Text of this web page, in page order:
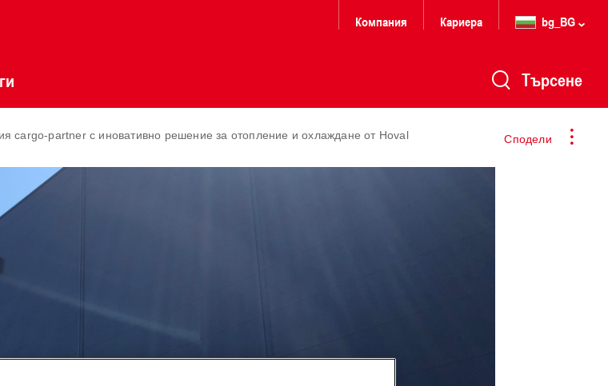
Компания Кариера bg_BG
Търсене
Сподели
cargo-partner с иновативно решение за отопление и охлаждане от Hoval